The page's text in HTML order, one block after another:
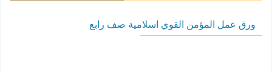
ورق عمل المؤمن القوي اسلامية صف رابع